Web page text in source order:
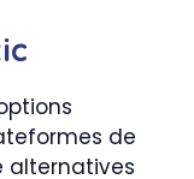
de
alternatives